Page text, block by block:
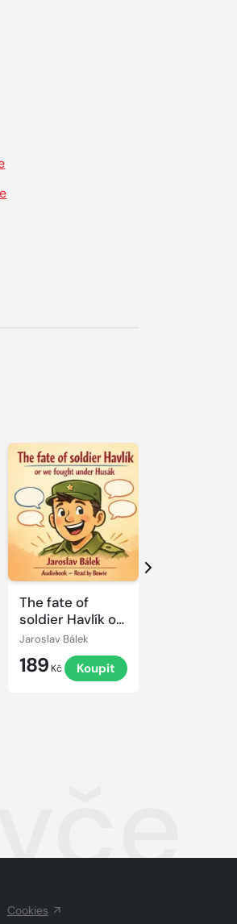
The fate of
soldier Havlík or
we fought under
Jaroslav Bálek
189 Kč Koupit
Přehrát
ukázku
Další
Cookies